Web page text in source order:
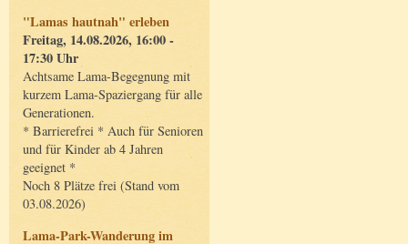
"Lamas hautnah" erleben
Freitag, 14.08.2026, 16:00 -
17:30 Uhr
Achtsame Lama-Begegnung mit
kurzem Lama-Spaziergang für alle
Generationen.
* Barrierefrei * Auch für Senioren
und für Kinder ab 4 Jahren
geeignet *
Noch 8 Plätze frei (Stand vom
03.08.2026)
Lama-Park-Wanderung im